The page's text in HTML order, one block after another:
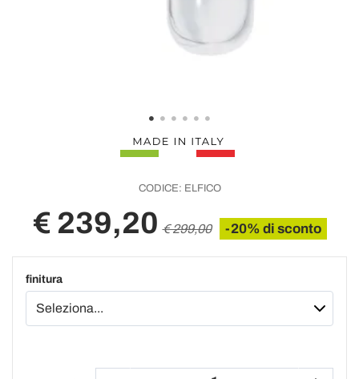
CODICE: ELFICO
€ 239,20 € 299,00 -20% di sconto
finitura